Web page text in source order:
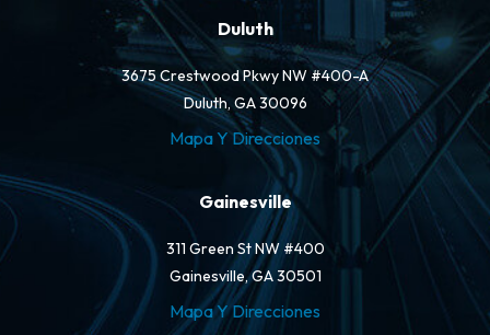
Duluth
3675 Crestwood Pkwy NW #400-A
Duluth, GA 30096
Mapa Y Direcciones
Gainesville
311 Green St NW #400
Gainesville, GA 30501
Mapa Y Direcciones